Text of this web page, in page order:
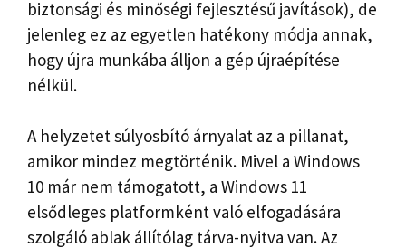
biztonsági és minőségi fejlesztésű javítások), de
jelenleg ez az egyetlen hatékony módja annak,
hogy újra munkába álljon a gép újraépítése
nélkül.
A helyzetet súlyosbító árnyalat az a pillanat,
amikor mindez megtörténik. Mivel a Windows
10 már nem támogatott, a Windows 11
elsődleges platformként való elfogadására
szolgáló ablak állítólag tárva-nyitva van. Az